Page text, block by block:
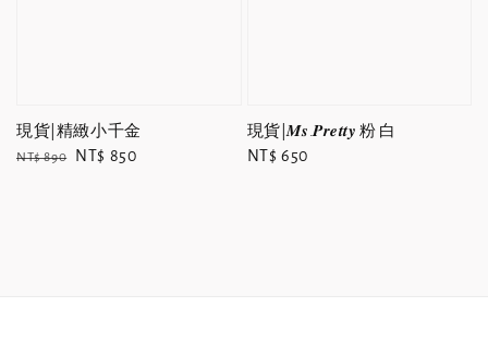
現貨|精緻小千金
Regular
NT$ 890
Sale
NT$ 850
現貨|𝑴𝒔.𝑷𝒓𝒆𝒕𝒕𝒚 粉 白
Regular
NT$ 650